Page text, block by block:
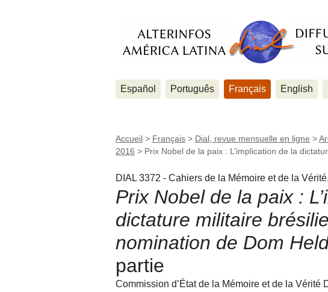
Español Português Français English
Accueil > Français > Dial, revue mensuelle en ligne >
2016 > Prix Nobel de la paix : L’implication de la
DIAL 3372 - Cahiers de la Mémoire et de la
Prix Nobel de la paix :
dictature militaire
nomination de Dom
partie
Commission d’État de la Mémoire et de la